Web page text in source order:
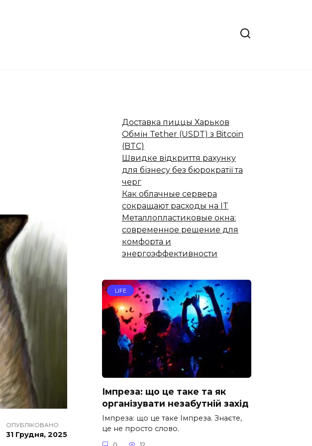
ОПУБЛІКОВАНО
31 Грудня, 2025
Доставка пиццы Харьков
Обмін Tether (USDT) з Bitcoin
(BTC)
Швидке відкриття рахунку
для бізнесу без бюрократії та
черг
Как облачные сервера
сокращают расходы на IT
Металлопластиковые окна:
современное решение для
комфорта и
энергоэффективности
LIFE
Імпреза: що це таке та як
організувати незабутній захід
Імпреза: що це таке Імпреза. Знаєте,
це не просто слово.